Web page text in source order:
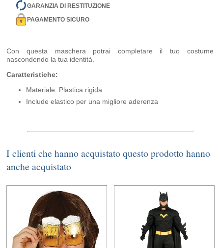
GARANZIA DI RESTITUZIONE
PAGAMENTO SICURO
Con questa maschera potrai completare il tuo costume
nascondendo la tua identità.
Caratteristiche:
Materiale: Plastica rigida
Include elastico per una migliore aderenza
I clienti che hanno acquistato questo prodotto hanno
anche acquistato